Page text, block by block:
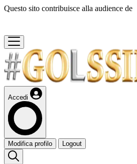
Questo sito contribuisce alla audience de
Accedi
Modifica profilo Logout